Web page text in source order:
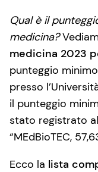
Qual è il
medicina?
medicina 2023
punteggio
presso
il punteggio
stato registrato
“MEdBioTEC,
Ecco la lista